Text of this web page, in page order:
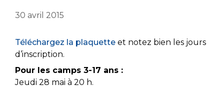
30 avril 2015
Téléchargez la plaquette et notez bien les jours
d’inscription.
Pour les camps 3-17 ans :
Jeudi 28 mai à 20 h.